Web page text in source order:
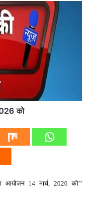
को
आयोजन 14 मार्च, 2026 को’’